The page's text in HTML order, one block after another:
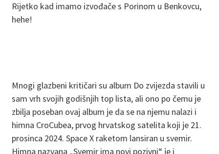
Rijetko kad imamo izvođače s Porinom u Benkovcu,
hehe!
Mnogi glazbeni kritičari su album Do zvijezda stavili u
sam vrh svojih godišnjih top lista, ali ono po čemu je
zbilja poseban ovaj album je da se na njemu nalazi i
himna CroCubea, prvog hrvatskog satelita koji je 21.
prosinca 2024. Space X raketom lansiran u svemir.
Himna nazvana „Svemir ima novi pozivni“ je i